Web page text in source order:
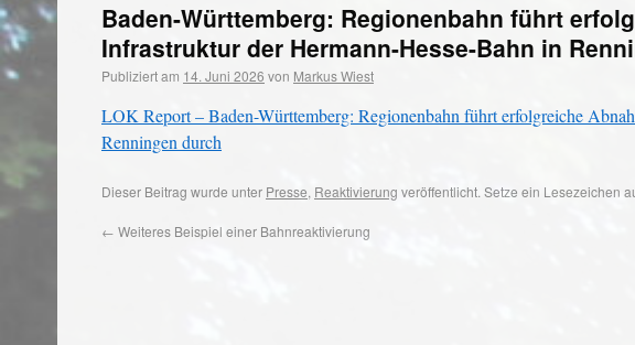
Baden-Württemberg: Regionenbahn führt
Infrastruktur der Hermann-Hesse-Bahn in
Publiziert am 14. Juni 2026 von Markus Wiest
LOK Report – Baden-Württemberg: Regionenbahn führt erfolgreiche
Renningen durch
Dieser Beitrag wurde unter Presse, Reaktivierung veröffentlicht. Setze ein Lesezeichen
← Weiteres Beispiel einer Bahnreaktivierung